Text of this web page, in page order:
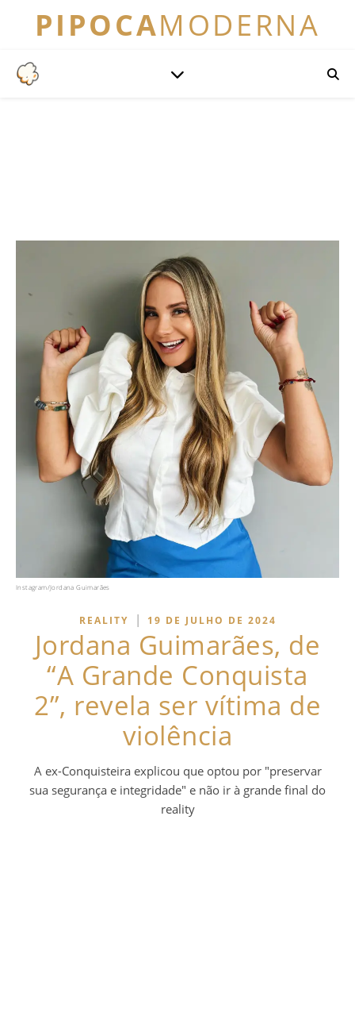
PIPOCAMODERNA
Instagram/Jordana Guimarães
REALITY | 19 DE JULHO DE 2024
Jordana Guimarães, de
“A Grande Conquista
2”, revela ser vítima de
violência
A ex-Conquisteira explicou que optou por "preservar
sua segurança e integridade" e não ir à grande final do
reality